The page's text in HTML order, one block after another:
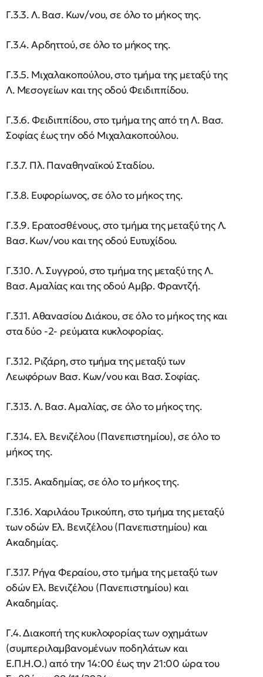
Γ.3.3. Λ. Βασ. Κων/νου, σε όλο το μήκος της.
Γ.3.4. Αρδηττού, σε όλο το μήκος της.
Γ.3.5. Μιχαλακοπούλου, στο τμήμα της μεταξύ της
Λ. Μεσογείων και της οδού Φειδιππίδου.
Γ.3.6. Φειδιππίδου, στο τμήμα της από τη Λ. Βασ.
Σοφίας έως την οδό Μιχαλακοπούλου.
Γ.3.7. Πλ. Παναθηναϊκού Σταδίου.
Γ.3.8. Ευφορίωνος, σε όλο το μήκος της.
Γ.3.9. Ερατοσθένους, στο τμήμα της μεταξύ της Λ.
Βασ. Κων/νου και της οδού Ευτυχίδου.
Γ.3.10. Λ. Συγγρού, στο τμήμα της μεταξύ της Λ.
Βασ. Αμαλίας και της οδού Αμβρ. Φραντζή.
Γ.3.11. Αθανασίου Διάκου, σε όλο το μήκος της και
στα δύο -2- ρεύματα κυκλοφορίας.
Γ.3.12. Ριζάρη, στο τμήμα της μεταξύ των
Λεωφόρων Βασ. Κων/νου και Βασ. Σοφίας.
Γ.3.13. Λ. Βασ. Αμαλίας, σε όλο το μήκος της.
Γ.3.14. Ελ. Βενιζέλου (Πανεπιστημίου), σε όλο το
μήκος της.
Γ.3.15. Ακαδημίας, σε όλο το μήκος της.
Γ.3.16. Χαριλάου Τρικούπη, στο τμήμα της μεταξύ
των οδών Ελ. Βενιζέλου (Πανεπιστημίου) και
Ακαδημίας.
Γ.3.17. Ρήγα Φεραίου, στο τμήμα της μεταξύ των
οδών Ελ. Βενιζέλου (Πανεπιστημίου) και
Ακαδημίας.
Γ.4. Διακοπή της κυκλοφορίας των οχημάτων
(συμπεριλαμβανομένων ποδηλάτων και
Ε.Π.Η.Ο.) από την 14:00 έως την 21:00 ώρα του